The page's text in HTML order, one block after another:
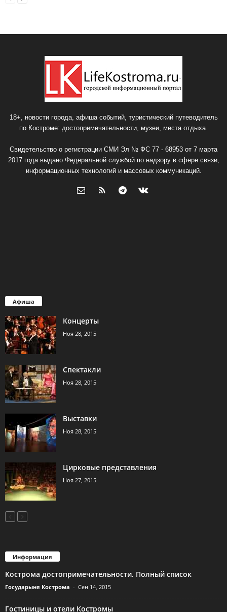
18+, новости города, афиша событий, туристический путеводитель
по Костроме: достопримечательности, музеи, места отдыха.
Свидетельство о регистрации СМИ Эл № ФС 77 - 68953 от 7 марта
2017 года выдано Федеральной службой по надзору в сфере связи,
информационных технологий и массовых коммуникаций.
Афиша
Концерты
Ноя 28, 2015
Спектакли
Ноя 28, 2015
Выставки
Ноя 28, 2015
Цирковые представления
Ноя 27, 2015
Информация
Кострома достопримечательности. Полный список
Государыня Кострома - Сен 14, 2015
Гостиницы и отели Костромы